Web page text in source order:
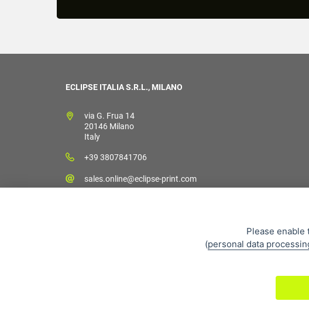
ECLIPSE ITALIA S.R.L., MILANO
via G. Frua 14
20146 Milano
Italy
+39 3807841706
sales.online@eclipse-print.com
Please
(personal data